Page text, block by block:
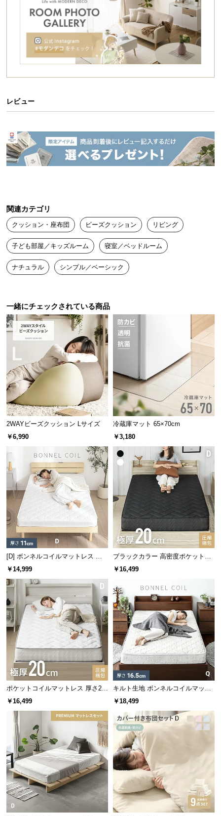
イ
払
い
に
配
送
料
に
つ
い
大
型
商
配
送
に
つ
い
て
品
の
配
送
に
つ
い
て
商
品
の
送
に
つ
い
て
開
梱
設
置
サ
ー
ビ
ス
に
色々な使い方ができる万能クッション。読書や映画
鑑賞、ゴロンとお昼寝タイムにも活躍します。
1 3
ソファや座椅子として
座り方は無限大。どんな体勢も体にフィットするの
で長時間座っていても疲れません。
日本製の確かな品質
国内生産だからこそ実現できたクォリティ―。安
心・安全な製品をお届けできるよう徹底した品質管
理のもと、熟練の職人たちが心を込めて製造してい
ます。
※クッションカバーは日本製ではありません。
高品質のマイクロビーズ
日本製の高品質なビーズを使用。直径約
と極小な
ので、滑らかに流動し体にフィットします。
レビュー
関連カテゴリ
クッション・座布団 ビーズクッション リビング
子ども部屋／キッズルーム 寝室／ベッドルーム
ナチュラル シンプル／ベーシック
一緒にチェックされている商品
2WAYビーズクッション Lサイズ
￥6,990
冷蔵庫マット 65×70cm
￥3,180
[D] ボンネルコイルマットレス 厚
さ11cm
￥14,999
ブラックカラー 高密度ポケットコ
イルマットレス D
￥16,499
ポケットコイルマットレス 厚さ20
cm D
￥16,499
キルト生地 ボンネルコイルマット
レス Q
￥18,499